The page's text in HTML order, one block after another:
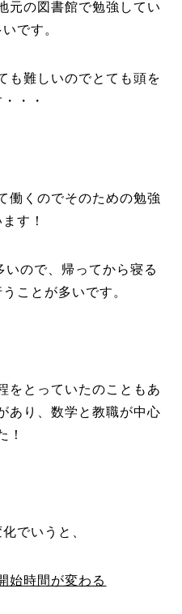
元の図書館で勉強してい
です。
も難しいのでとても頭を
・・
働くのでそのための勉強
す！
ので、帰ってから寝る
ことが多いです。
をとっていたのこともあ
あり、数学と教職が中心
！
でいうと、
始時間が変わる